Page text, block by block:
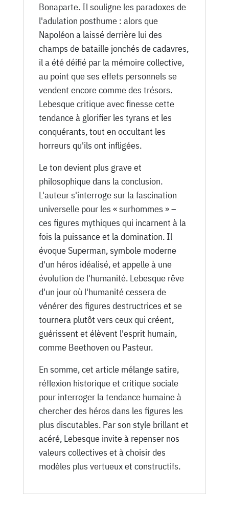
Bonaparte. Il souligne les paradoxes de
l'adulation posthume : alors que
Napoléon a laissé derrière lui des
champs de bataille jonchés de cadavres,
il a été déifié par la mémoire collective,
au point que ses effets personnels se
vendent encore comme des trésors.
Lebesque critique avec finesse cette
tendance à glorifier les tyrans et les
conquérants, tout en occultant les
horreurs qu'ils ont infligées.
Le ton devient plus grave et
philosophique dans la conclusion.
L'auteur s'interroge sur la fascination
universelle pour les « surhommes » –
ces figures mythiques qui incarnent à la
fois la puissance et la domination. Il
évoque Superman, symbole moderne
d'un héros idéalisé, et appelle à une
évolution de l'humanité. Lebesque rêve
d'un jour où l'humanité cessera de
vénérer des figures destructrices et se
tournera plutôt vers ceux qui créent,
guérissent et élèvent l'esprit humain,
comme Beethoven ou Pasteur.
En somme, cet article mélange satire,
réflexion historique et critique sociale
pour interroger la tendance humaine à
chercher des héros dans les figures les
plus discutables. Par son style brillant et
acéré, Lebesque invite à repenser nos
valeurs collectives et à choisir des
modèles plus vertueux et constructifs.